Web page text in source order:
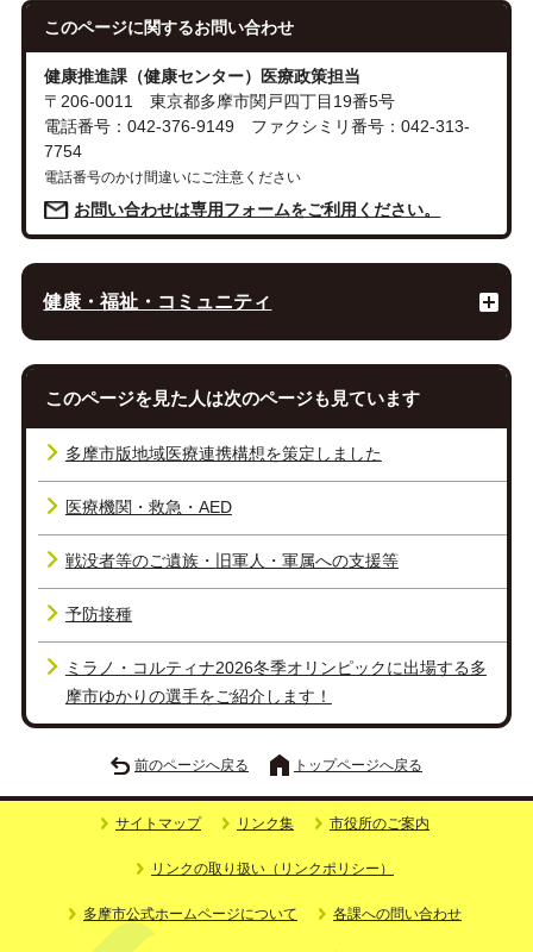
このページに関するお問い合わせ
健康推進課（健康センター）医療政策担当
〒206-0011 東京都多摩市関戸四丁目19番5号
電話番号：042-376-9149 ファクシミリ番号：042-313-
7754
電話番号のかけ間違いにご注意ください
お問い合わせは専用フォームをご利用ください。
健康・福祉・コミュニティ
このページを見た人は次のページも見ています
多摩市版地域医療連携構想を策定しました
医療機関・救急・AED
戦没者等のご遺族・旧軍人・軍属への支援等
予防接種
ミラノ・コルティナ2026冬季オリンピックに出場する多
摩市ゆかりの選手をご紹介します！
前のページへ戻る トップページへ戻る
サイトマップ リンク集 市役所のご案内
リンクの取り扱い（リンクポリシー）
多摩市公式ホームページについて 各課への問い合わせ